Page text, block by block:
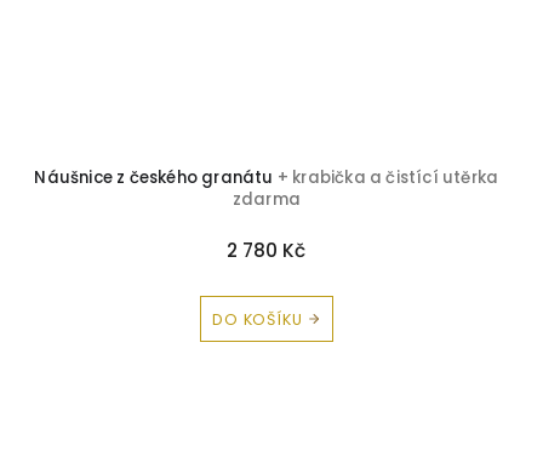
Náušnice z českého granátu + krabička a čistící utěrka
zdarma
2 780 Kč
DO KOŠÍKU